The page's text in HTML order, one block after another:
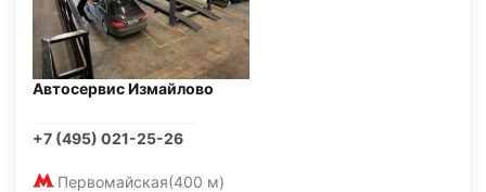
Автосервис Измайлово
+7 (495) 021-25-26
Первомайская(400 м)